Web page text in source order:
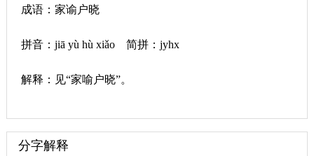
成语：家谕户晓
拼音：jiā yù hù xiǎo 简拼：jyhx
解释：见“家喻户晓”。
分字解释